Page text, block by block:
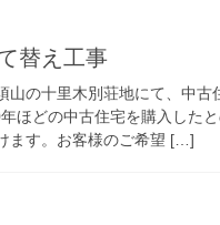
替え工事
山の十里木別荘地にて、中古
ほどの中古住宅を購入した
ます。お客様のご希望 […]